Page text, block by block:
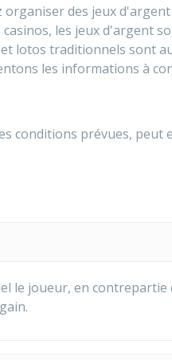
des jeux
les jeux d'argent
lotos traditionnels sont
les informations à
conditions prévues, peut
le joueur, en contrepartie